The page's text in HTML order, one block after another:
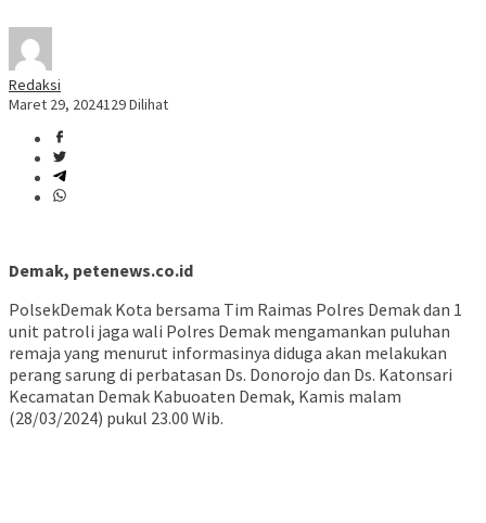
Redaksi
Maret 29, 2024129 Dilihat
Demak, petenews.co.id
PolsekDemak Kota bersama Tim Raimas Polres Demak dan 1
unit patroli jaga wali Polres Demak mengamankan puluhan
remaja yang menurut informasinya diduga akan melakukan
perang sarung di perbatasan Ds. Donorojo dan Ds. Katonsari
Kecamatan Demak Kabuoaten Demak, Kamis malam
(28/03/2024) pukul 23.00 Wib.